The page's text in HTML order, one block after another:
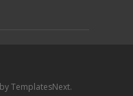
by TemplatesNext.